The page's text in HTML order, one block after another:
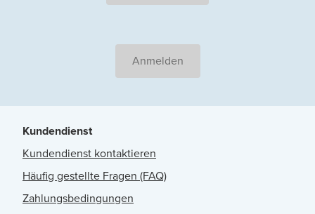
Anmelden
Kundendienst
Kundendienst kontaktieren
Häufig gestellte Fragen (FAQ)
Zahlungsbedingungen